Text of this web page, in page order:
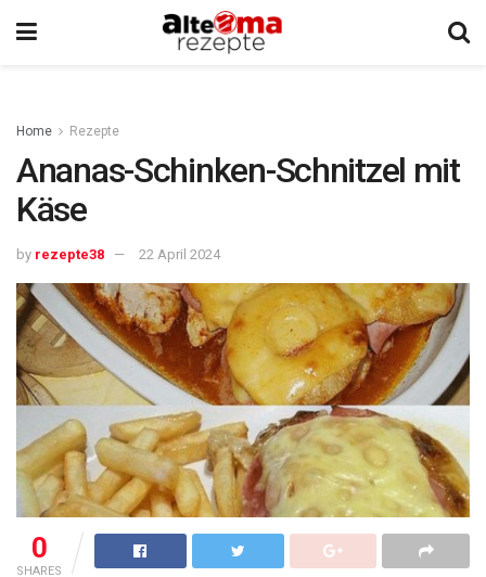
Home Rezepte
Ananas-Schinken-Schnitzel mit
Käse
by rezepte38 22 April 2024
0
SHARES